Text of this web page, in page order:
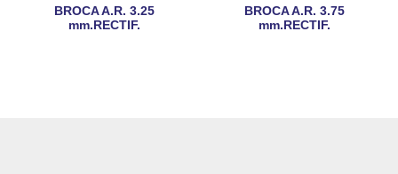
BROCA A.R. 3.25
mm.RECTIF.
BROCA A.R. 3.75
mm.RECTIF.